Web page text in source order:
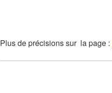
Plus de précisions sur la page :